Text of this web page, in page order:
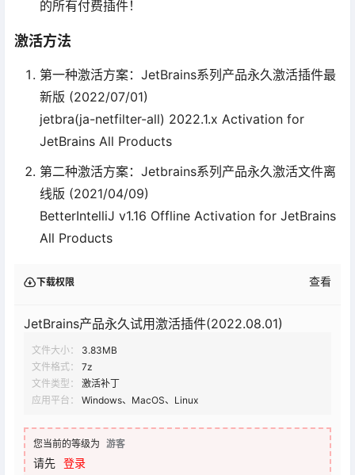
的所有付费插件！
激活方法
第一种激活方案：JetBrains系列产品永久激活插件最
新版 (2022/07/01)
jetbra(ja-netfilter-all) 2022.1.x Activation for
JetBrains All Products
第二种激活方案：Jetbrains系列产品永久激活文件离
线版 (2021/04/09)
BetterIntelliJ v1.16 Offline Activation for JetBrains
All Products
下载权限 查看
JetBrains产品永久试用激活插件(2022.08.01)
文件大小：
3.83MB
文件格式：
7z
文件类型：
激活补丁
应用平台：
Windows、MacOS、Linux
您当前的等级为 游客
请先 登录